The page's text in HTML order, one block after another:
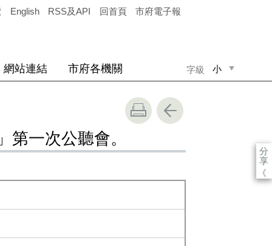
English RSS及API 回首頁 市府電子報
字級 小
網站連結 市府各機關
分
享
《
一次公聽會。